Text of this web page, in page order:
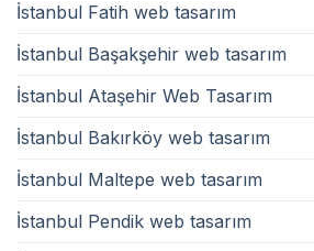
İstanbul Fatih web tasarım
İstanbul Başakşehir web tasarım
İstanbul Ataşehir Web Tasarım
İstanbul Bakırköy web tasarım
İstanbul Maltepe web tasarım
İstanbul Pendik web tasarım